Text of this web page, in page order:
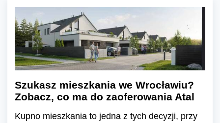
Szukasz mieszkania we Wrocławiu?
Zobacz, co ma do zaoferowania Atal
Kupno mieszkania to jedna z tych decyzji, przy